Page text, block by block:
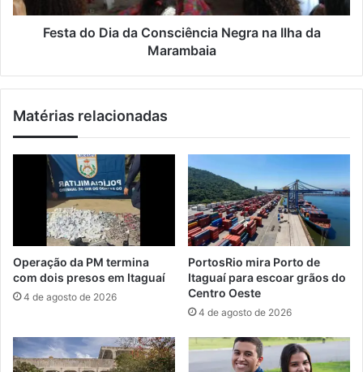
t
i
n
s
N
g
a
n
Festa do Dia da Consciência Negra na Ilha da
Marambaia
Matérias relacionadas
Operação da PM termina
com dois presos em Itaguaí
4 de agosto de 2026
PortosRio mira Porto de
Itaguaí para escoar grãos do
Centro Oeste
4 de agosto de 2026